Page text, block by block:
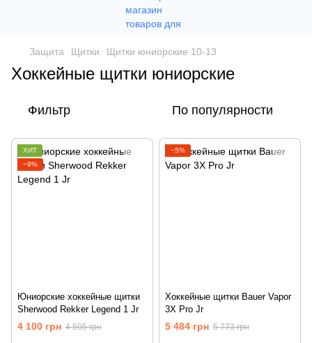
Защита Щитки Щитки юниорские 10-13
Хоккейные щитки юниорские
Фильтр По популярности
ХИТ
−9%
Юниорские хоккейные щитки
Sherwood Rekker Legend 1 Jr
4 100 грн 4 505 грн
−5%
Хоккейные щитки Bauer Vapor
3X Pro Jr
5 484 грн 5 773 грн